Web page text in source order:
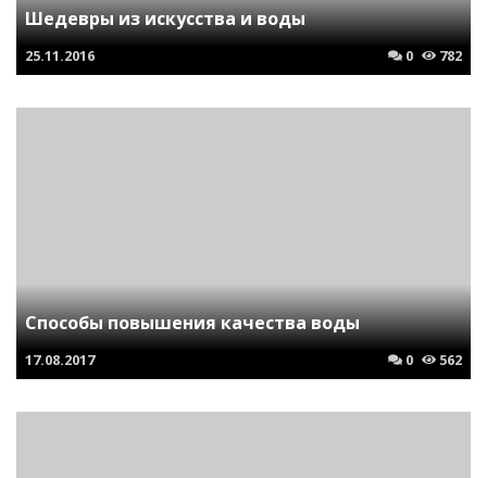
Шедевры из искусства и воды
25.11.2016 0 782
Способы повышения качества воды
17.08.2017 0 562